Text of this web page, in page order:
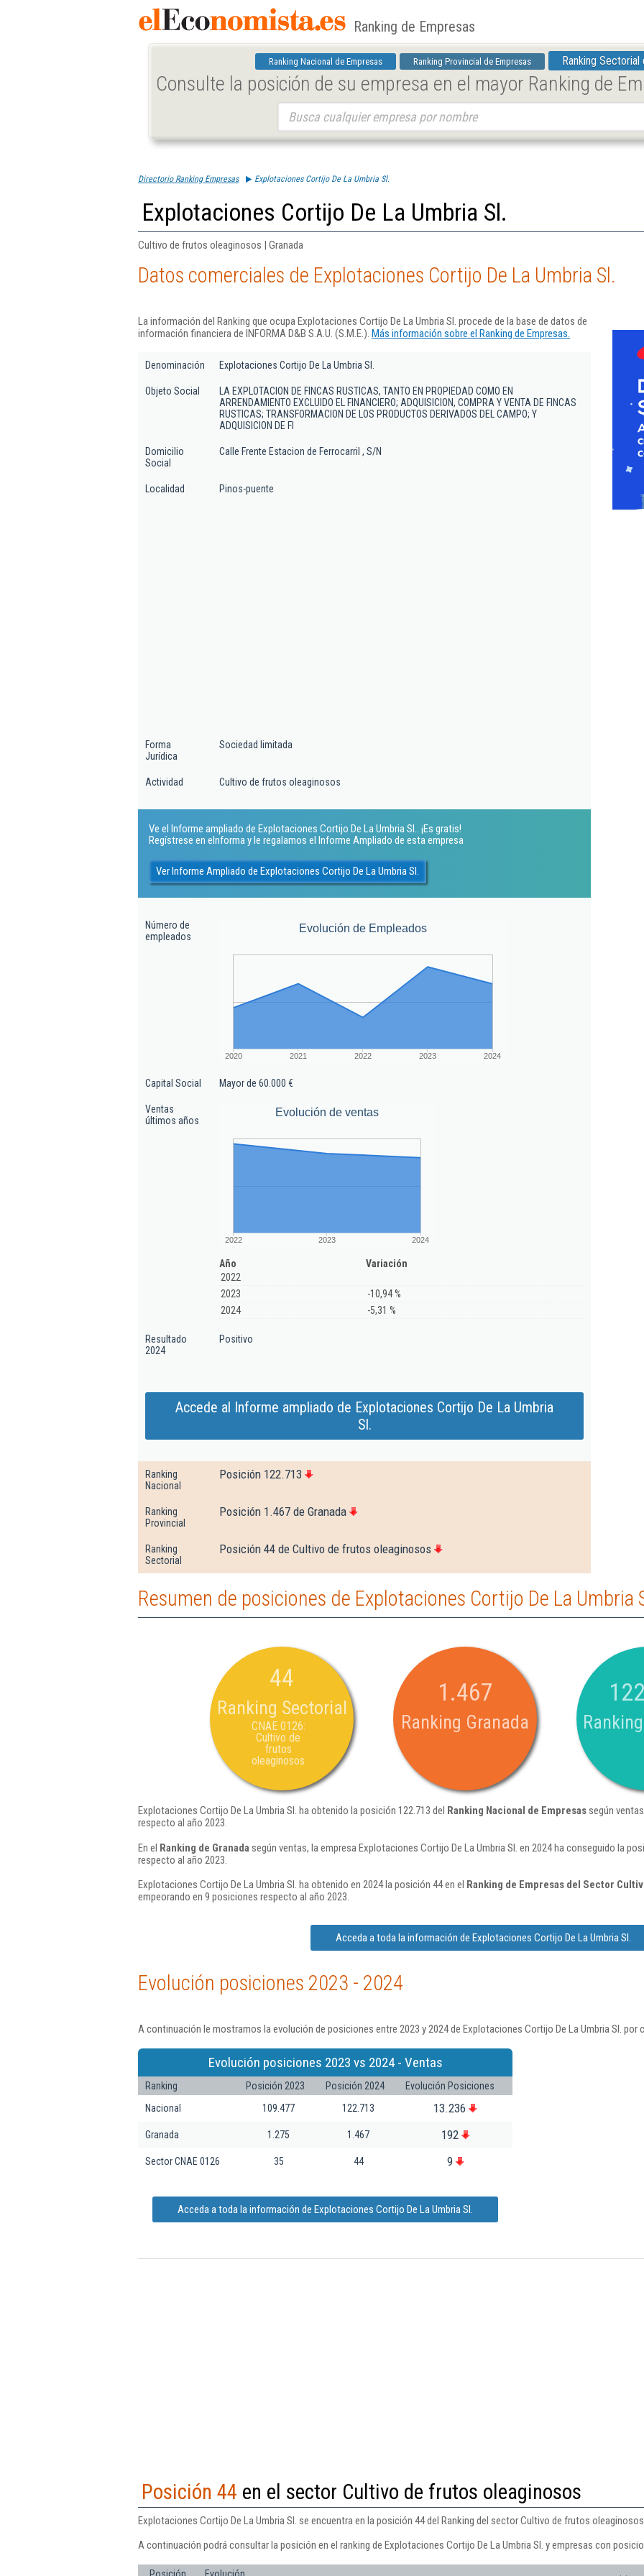
Ranking de Empresas
Ranking Nacional de Empresas Ranking Provincial de Empresas Ranking Sectorial
Consulte la posición de su empresa en el mayor Ranking de
Directorio Ranking Empresas Explotaciones Cortijo De La Umbria Sl.
Explotaciones Cortijo De La Umbria Sl.
Cultivo de frutos oleaginosos | Granada
Datos comerciales de Explotaciones Cortijo De La Umbria Sl.
La información del Ranking que ocupa Explotaciones Cortijo De La Umbria Sl. procede de la base de datos de
información financiera de INFORMA D&B S.A.U. (S.M.E.). Más información sobre el Ranking de Empresas.
Denominación Explotaciones Cortijo De La Umbria Sl.
Objeto Social
LA EXPLOTACION DE FINCAS RUSTICAS, TANTO EN PROPIEDAD COMO EN
ARRENDAMIENTO EXCLUIDO EL FINANCIERO; ADQUISICION, COMPRA Y VENTA DE FINCAS
RUSTICAS; TRANSFORMACION DE LOS PRODUCTOS DERIVADOS DEL CAMPO; Y
ADQUISICION DE FI
Domicilio
Social
Calle Frente Estacion de Ferrocarril , S/N
Localidad Pinos-puente
Forma
Jurídica
Sociedad limitada
Actividad Cultivo de frutos oleaginosos
Ve el Informe ampliado de Explotaciones Cortijo De La Umbria Sl.. ¡Es gratis!
Regístrese en eInforma y le regalamos el Informe Ampliado de esta empresa
Ver Informe Ampliado de Explotaciones Cortijo De La Umbria Sl.
Número de
empleados
Evolución de Empleados
2020 2021 2022 2023 2024
Capital Social Mayor de 60.000 €
Ventas
últimos años
Evolución de ventas
2022 2023 2024
Año
Variación
2022
2023
-10,94 %
2024
-5,31 %
Resultado
2024
Positivo
Accede al Informe ampliado de Explotaciones Cortijo De La Umbria
Sl.
Ranking
Nacional
Posición 122.713
Ranking
Provincial
Posición 1.467 de Granada
Ranking
Sectorial
Posición 44 de Cultivo de frutos oleaginosos
Resumen de posiciones de Explotaciones Cortijo De La Umbria
44
Ranking Sectorial
CNAE 0126:
Cultivo de
frutos
oleaginosos
1.467
Ranking Granada
Explotaciones Cortijo De La Umbria Sl. ha obtenido la posición 122.713 del Ranking Nacional de Empresassegún
respecto al año 2023.
En el Ranking de Granada según ventas, la empresa Explotaciones Cortijo De La Umbria Sl. en 2024 ha conseguido la
respecto al año 2023.
Explotaciones Cortijo De La Umbria Sl. ha obtenido en 2024 la posición 44 en el Ranking de Empresas del Sector
empeorando en 9 posiciones respecto al año 2023.
Acceda a toda la información de Explotaciones Cortijo De La Umbria Sl.
Evolución posiciones 2023 - 2024
A continuación le mostramos la evolución de posiciones entre 2023 y 2024 de Explotaciones Cortijo De La Umbria Sl. por
Evolución posiciones 2023 vs 2024 - Ventas
Ranking Posición 2023 Posición 2024
Evolución Posiciones
Nacional
109.477 122.713 13.236
Granada 1.275 1.467 192
Sector CNAE 0126 35 44 9
Acceda a toda la información de Explotaciones Cortijo De La Umbria Sl.
Posición 44 en el sector Cultivo de frutos oleaginosos
Explotaciones Cortijo De La Umbria Sl. se encuentra en la posición 44 del Ranking del sector Cultivo de frutos
A continuación podrá consultar la posición en el ranking de Explotaciones Cortijo De La Umbria Sl. y empresas con
Posición Evolución